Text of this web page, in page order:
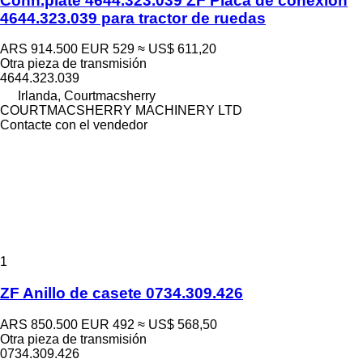
4644.323.039 para tractor de ruedas
ARS 914.500 EUR 529 ≈ US$ 611,20
Otra pieza de transmisión
4644.323.039
Irlanda, Courtmacsherry
COURTMACSHERRY MACHINERY LTD
Contacte con el vendedor
1
ZF Anillo de casete 0734.309.426
ARS 850.500 EUR 492 ≈ US$ 568,50
Otra pieza de transmisión
0734.309.426